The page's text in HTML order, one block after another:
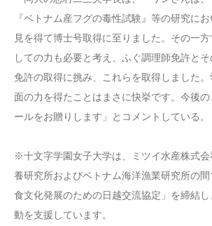
『ベトナム産フグの毒性試験』等の研究に
見を得て博士号取得に至りました。その一
しての力も必要と考え、ふぐ調理師免許と
免許の取得に挑み、これらを取得しました
面の力を得たことはまさに快挙です。今後
ールをお贈りします」とコメントしている。
※十文字学園女子大学は、ミツイ水産株式
養研究所およびベトナム海洋漁業研究所の
食文化発展のための日越交流協定」を締結
動を支援しています。